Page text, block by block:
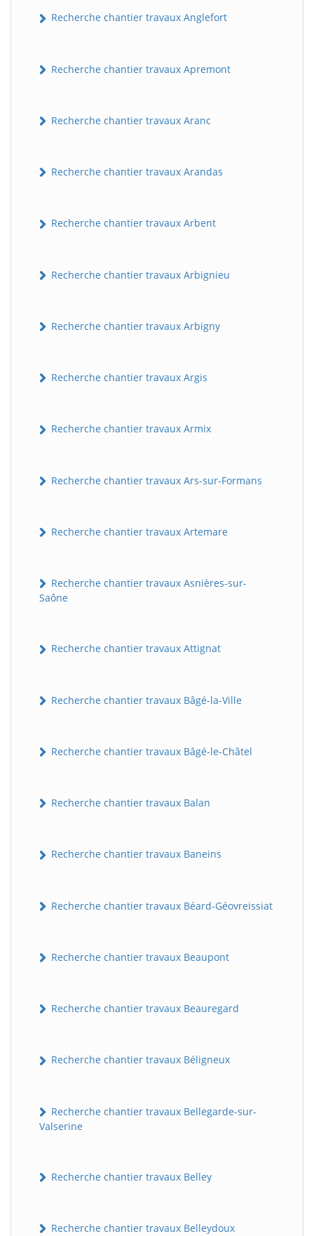
Recherche chantier travaux Anglefort
Recherche chantier travaux Apremont
Recherche chantier travaux Aranc
Recherche chantier travaux Arandas
Recherche chantier travaux Arbent
Recherche chantier travaux Arbignieu
Recherche chantier travaux Arbigny
Recherche chantier travaux Argis
Recherche chantier travaux Armix
Recherche chantier travaux Ars-sur-Formans
Recherche chantier travaux Artemare
Recherche chantier travaux Asnières-sur-
Saône
Recherche chantier travaux Attignat
Recherche chantier travaux Bâgé-la-Ville
Recherche chantier travaux Bâgé-le-Châtel
Recherche chantier travaux Balan
Recherche chantier travaux Baneins
Recherche chantier travaux Béard-Géovreissiat
Recherche chantier travaux Beaupont
Recherche chantier travaux Beauregard
Recherche chantier travaux Béligneux
Recherche chantier travaux Bellegarde-sur-
Valserine
Recherche chantier travaux Belley
Recherche chantier travaux Belleydoux